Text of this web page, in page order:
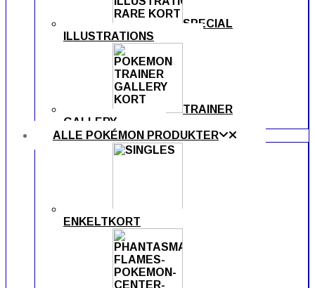
SPECIAL
ILLUSTRATIONS
TRAINER
GALLERY
ALLE POKÉMON PRODUKTER
ENKELTKORT